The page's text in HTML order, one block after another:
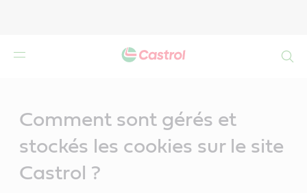
Comment sont gérés et
stockés les cookies sur le site
Castrol ?